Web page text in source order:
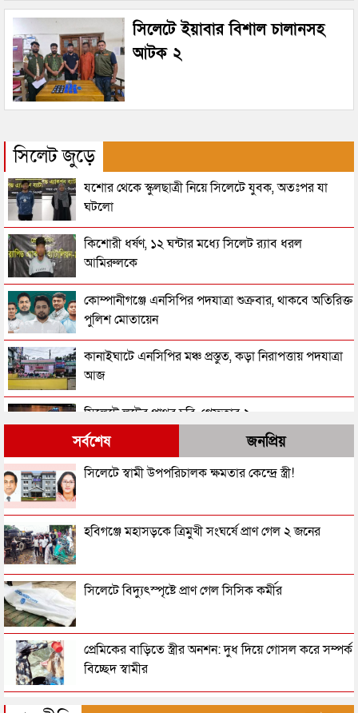
সিলেটে ইয়াবার বিশাল চালানসহ
আটক ২
সিলেট জুড়ে
যশোর থেকে স্কুলছাত্রী নিয়ে সিলেটে যুবক, অতঃপর যা
ঘটলো
কিশোরী ধর্ষণ, ১২ ঘন্টার মধ্যে সিলেট র‌্যাব ধরল
আমিরুলকে
কোম্পানীগঞ্জে এনসিপির পদযাত্রা শুক্রবার, থাকবে অতিরিক্ত
পুলিশ মোতায়েন
কানাইঘাটে এনসিপির মঞ্চ প্রস্তুত, কড়া নিরাপত্তায় পদযাত্রা
আজ
সিলেটে লুটের পাথর চুরি, গ্রেফতার ২
জকিগঞ্জে জুলাইযোদ্ধাকে নারীর মারধর, থানায় পাল্টাপাল্টি
সিলেটে ফুটবল ম্যাচ শেষে বাড়ি ফেরার পথে ছুরিকাঘাতে
সিলেটে বাঁশ কাটা নিয়ে সংঘর্ষে যুবক নিহত
ভিসা পেলেও বিদেশে বিয়ানীবাজারে বোনের বাড়িতে
বেড়াতে যাওয়া হল না সিলেটের আলীর
সিলেটে ওরিয়েন্টালের সামনে থেকে সিরাজ গ্রেফতার
সর্বশেষ জনপ্রিয়
সিলেটে স্বামী উপপরিচালক ক্ষমতার কেন্দ্রে স্ত্রী!
হবিগঞ্জে মহাসড়কে ত্রিমুখী সংঘর্ষে প্রাণ গেল ২ জনের
সিলেটে বিদ্যুৎস্পৃষ্টে প্রাণ গেল সিসিক কর্মীর
প্রেমিকের বাড়িতে স্ত্রীর অনশন: দুধ দিয়ে গোসল করে সম্পর্ক
বিচ্ছেদ স্বামীর
জামায়াতের রাষ্ট্রপতি প্রার্থী ঘোষণা